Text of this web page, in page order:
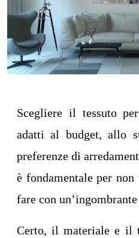
Scegliere il tessuto
adatti al budget, allo
preferenze di
è fondamentale per
fare con
Certo, il materiale e il